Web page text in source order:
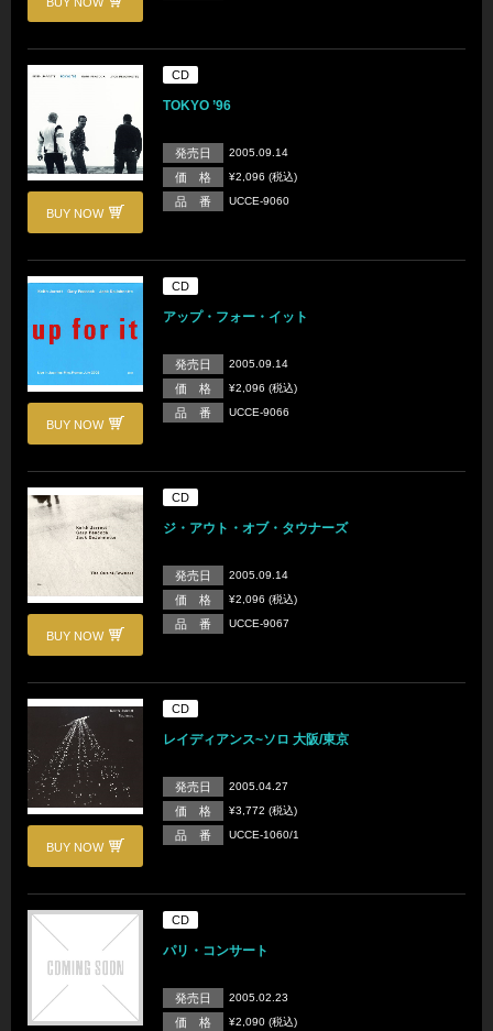
BUY NOW
CD
TOKYO ’96
発売日 2005.09.14
価 格 ¥2,096 (税込)
品 番 UCCE-9060
BUY NOW
CD
アップ・フォー・イット
発売日 2005.09.14
価 格 ¥2,096 (税込)
品 番 UCCE-9066
BUY NOW
CD
ジ・アウト・オブ・タウナーズ
発売日 2005.09.14
価 格 ¥2,096 (税込)
品 番 UCCE-9067
BUY NOW
CD
レイディアンス~ソロ 大阪/東京
発売日 2005.04.27
価 格 ¥3,772 (税込)
品 番 UCCE-1060/1
CD
パリ・コンサート
発売日 2005.02.23
価 格 ¥2,090 (税込)